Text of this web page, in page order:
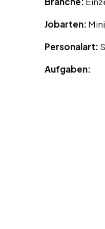
Jobarten:
Personalart:
Aufgaben: